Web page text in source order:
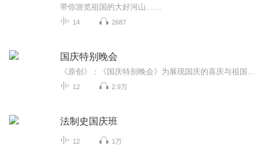
带你游览祖国的大好河山……
14 2687
国庆特别晚会
12 2.9万
法制史国庆班
12 1万